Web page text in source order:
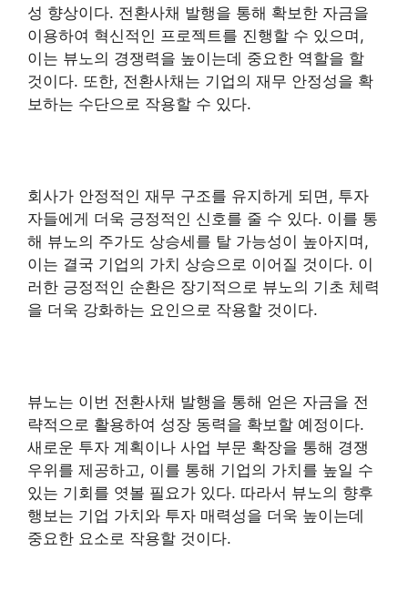
성 향상이다. 전환사채 발행을 통해 확보한 자금을
이용하여 혁신적인 프로젝트를 진행할 수 있으며,
이는 뷰노의 경쟁력을 높이는데 중요한 역할을 할
것이다. 또한, 전환사채는 기업의 재무 안정성을 확
보하는 수단으로 작용할 수 있다.
회사가 안정적인 재무 구조를 유지하게 되면, 투자
자들에게 더욱 긍정적인 신호를 줄 수 있다. 이를 통
해 뷰노의 주가도 상승세를 탈 가능성이 높아지며,
이는 결국 기업의 가치 상승으로 이어질 것이다. 이
러한 긍정적인 순환은 장기적으로 뷰노의 기초 체력
을 더욱 강화하는 요인으로 작용할 것이다.
뷰노는 이번 전환사채 발행을 통해 얻은 자금을 전
략적으로 활용하여 성장 동력을 확보할 예정이다.
새로운 투자 계획이나 사업 부문 확장을 통해 경쟁
우위를 제공하고, 이를 통해 기업의 가치를 높일 수
있는 기회를 엿볼 필요가 있다. 따라서 뷰노의 향후
행보는 기업 가치와 투자 매력성을 더욱 높이는데
중요한 요소로 작용할 것이다.